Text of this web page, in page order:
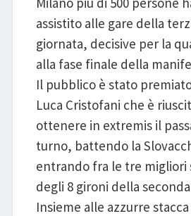
assistito alle gare della
giornata, decisive per la
alla fase finale della
Il pubblico è stato
Luca Cristofani che è
ottenere in extremis il
turno, battendo la
entrando fra le tre migliori
degli 8 gironi della
Insieme alle azzurre